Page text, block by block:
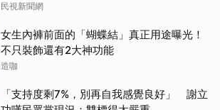
民視新聞網
女生內褲前面的「蝴蝶結」真正用途曝光！
不只裝飾還有2大神功能
造咖
「支持度剩7%，別再自我感覺良好」 謝立
取消